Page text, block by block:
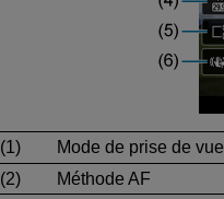
(1)
Mode de prise de vue
(2)
Méthode AF